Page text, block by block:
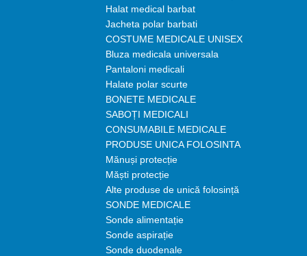
Halat medical barbat
Jacheta polar barbati
COSTUME MEDICALE UNISEX
Bluza medicala universala
Pantaloni medicali
Halate polar scurte
BONETE MEDICALE
SABOȚI MEDICALI
CONSUMABILE MEDICALE
PRODUSE UNICA FOLOSINTA
Mănuși protecție
Măști protecție
Alte produse de unică folosință
SONDE MEDICALE
Sonde alimentație
Sonde aspirație
Sonde duodenale